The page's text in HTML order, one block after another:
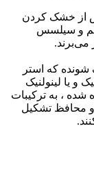
از خشک کردن
و سیلسس
می‌برند.
شونده که استر
و یا لینولنیک
شده ، به ترکیبات
محافظ تشکیل